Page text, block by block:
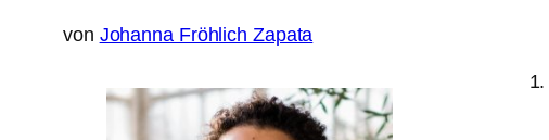
von Johanna Fröhlich Zapata